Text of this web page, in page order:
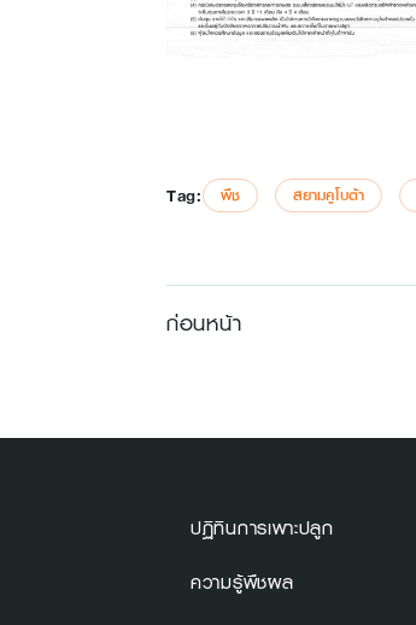
Tag: พืช สยามคูโบต้า
ก่อนหน้า
ปฏิทินการเพาะปลูก
ความรู้พืชผล